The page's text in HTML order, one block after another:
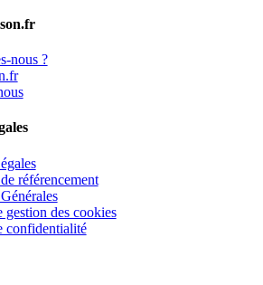
nous ?
référencement
gestion des cookies
confidentialité